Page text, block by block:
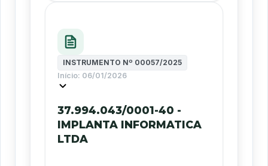
INSTRUMENTO Nº 00057/2025
Início: 06/01/2026
37.994.043/0001-40 -
IMPLANTA INFORMATICA
LTDA